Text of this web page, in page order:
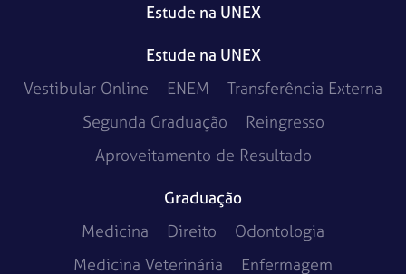
Estude na UNEX
Estude na UNEX
Vestibular Online
ENEM
Transferência Externa
Segunda Graduação
Reingresso
Aproveitamento de Resultado
Graduação
Medicina
Direito
Odontologia
Medicina Veterinária
Enfermagem